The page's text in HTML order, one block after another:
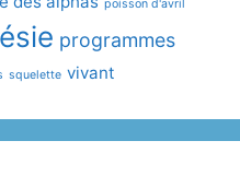
poisson d'avril
programmes
squelette vivant